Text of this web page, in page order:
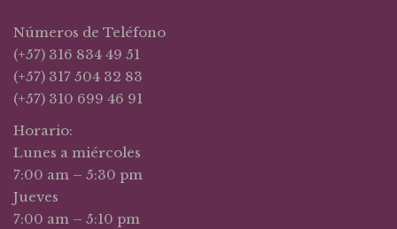
Números de Teléfono
(+57) 316 834 49 51
(+57) 317 504 32 83
(+57) 310 699 46 91
Horario:
Lunes a miércoles
7:00 am – 5:30 pm
Jueves
7:00 am – 5:10 pm